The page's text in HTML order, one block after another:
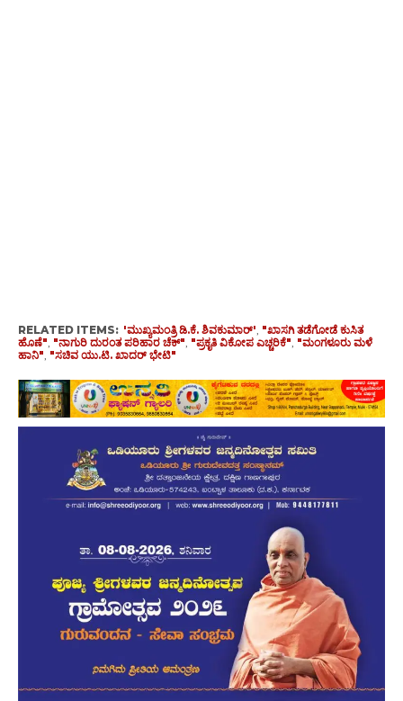
RELATED ITEMS: 'ಮುಖ್ಯಮಂತ್ರಿ ಡಿ.ಕೆ. ಶಿವಕುಮಾರ್' "ಖಾಸಗಿ ತಡೆಗೋಡೆ ಕುಸಿತ
ಹೊಣೆ" "ನಾಗುರಿ ದುರಂತ ಪರಿಹಾರ ಚೆಕ್" "ಪ್ರಕೃತಿ ವಿಕೋಪ ಎಚ್ಚರಿಕೆ" "ಮಂಗಳೂರು ಮಳೆ
ಹಾನಿ" "ಸಚಿವ ಯು.ಟಿ. ಖಾದರ್ ಭೇಟಿ"